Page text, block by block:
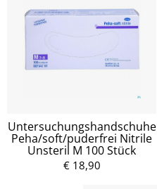
Untersuchungshandschuhe
Peha/soft/puderfrei Nitrile
Unsteril M 100 Stück
€ 18,90